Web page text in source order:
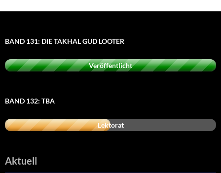
BAND 131: DIE TAKHAL GUD LOOTER
Veröffentlicht
BAND 132: TBA
Lektorat
Aktuell